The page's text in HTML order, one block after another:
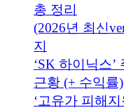
총 정리
(2026년 최신
지
‘SK 하이닉스
근황 (+ 수익률)
‘고유가 피해